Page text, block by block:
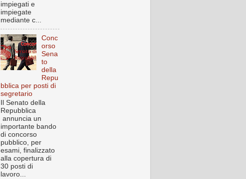
impiegati e
impiegate
mediante c...
Conc
orso
Sena
to
della
Repu
bblica per posti di
segretario
Il Senato della
Repubblica
annuncia un
importante bando
di concorso
pubblico, per
esami, finalizzato
alla copertura di
30 posti di
lavoro...